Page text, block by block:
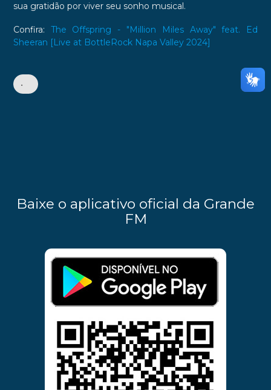
sua gratidão por viver seu sonho musical.
Confira: The Offspring - "Million Miles Away" feat. Ed
Sheeran [Live at BottleRock Napa Valley 2024]
•
Baixe o aplicativo oficial da Grande
FM